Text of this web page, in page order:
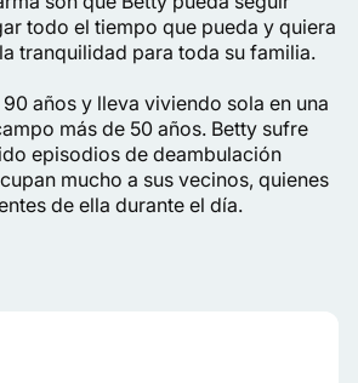
todo el tiempo que pueda y quiera
tranquilidad para toda su familia.
años y lleva viviendo sola en una
más de 50 años. Betty sufre
episodios de deambulación
mucho a sus vecinos, quienes
de ella durante el día.